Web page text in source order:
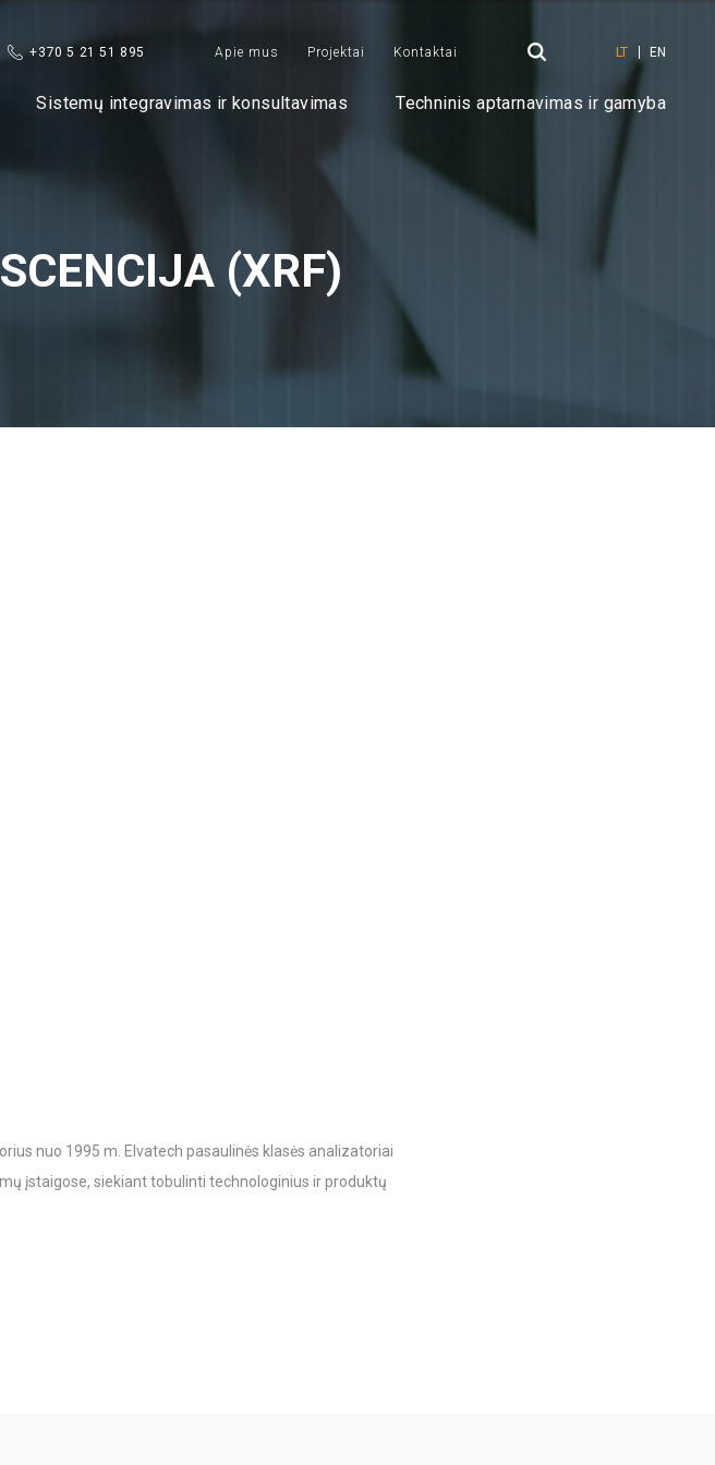
+370 5 21 51 895 Apie mus Projektai Kontaktai LT EN
Sistemų integravimas ir konsultavimas Techninis aptarnavimas ir gamyba
(XRF)
nuo 1995 m. Elvatech pasaulinės klasės analizatoriai
įstaigose, siekiant tobulinti technologinius ir produktų